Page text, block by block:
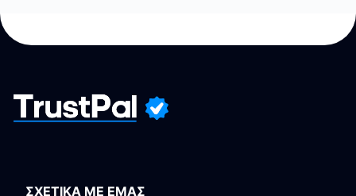
ΣΧΕΤΙΚΑ ΜΕ ΕΜΑΣ